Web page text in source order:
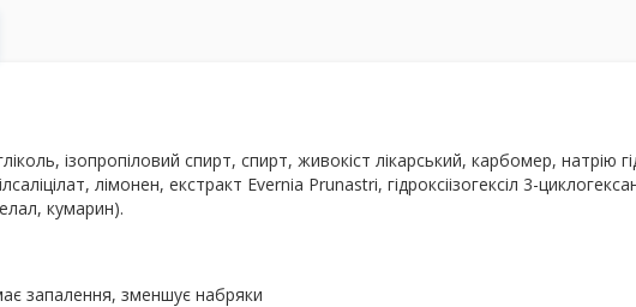
ізопропіловий спирт, спирт, живокіст лікарський, карбомер, натрію
лімонен, екстракт Evernia Prunastri, гідроксіізогексіл 3-
кумарин).
запалення, зменшує набряки